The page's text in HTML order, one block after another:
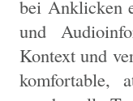
bei Anklicken
und
Kontext und
komfortable,